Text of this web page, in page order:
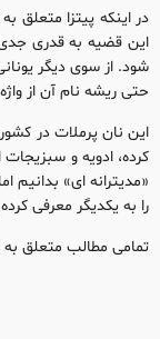
در اینکه پیتزا متعلق
این قضیه به قدری جدی
شود. از سوی دیگر
حتی ریشه نام آن از
این نان پرملات در
کرده، ادویه و سبزیجات
«مدیترانه ای» بدانیم
را به یکدیگر معرفی
تمامی مطالب متعلق به